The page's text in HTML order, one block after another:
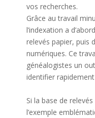
vos recherches.
Grâce au travail
l’indexation a
relevés papier, puis
numériques. Ce
généalogistes un
identifier
Si la base de relevés
l’exemple